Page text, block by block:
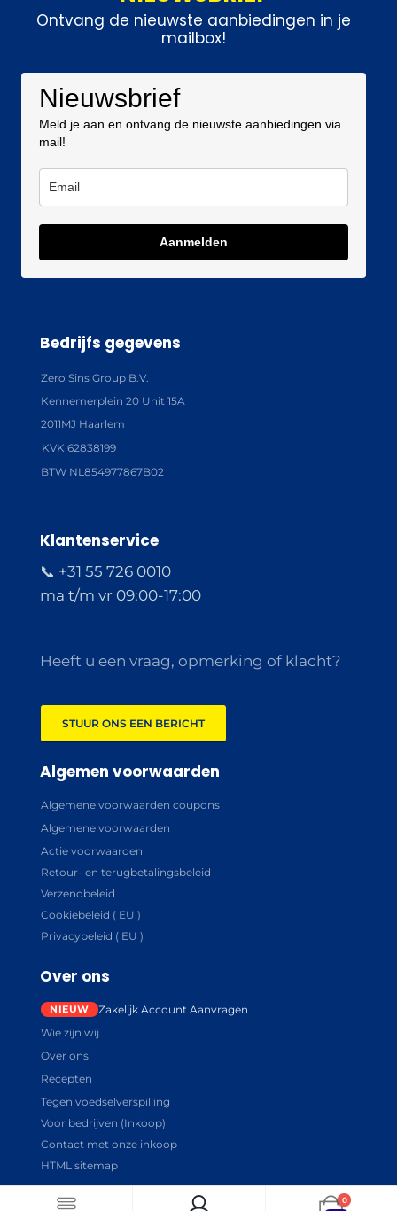
Ontvang de nieuwste aanbiedingen in je
mailbox!
Nieuwsbrief
Meld je aan en ontvang de nieuwste aanbiedingen via
mail!
Aanmelden
Bedrijfs gegevens
Zero Sins Group B.V.
Kennemerplein 20 Unit 15A
2011MJ Haarlem
KVK 62838199
BTW NL854977867B02
Klantenservice
📞 +31 55 726 0010
ma t/m vr 09:00-17:00
Heeft u een vraag, opmerking of klacht?
STUUR ONS EEN BERICHT
Algemen voorwaarden
Algemene voorwaarden coupons
Algemene voorwaarden
Actie voorwaarden
Retour- en terugbetalingsbeleid
Verzendbeleid
Cookiebeleid ( EU )
Privacybeleid ( EU )
Over ons
Zakelijk Account Aanvragen
Wie zijn wij
Over ons
Recepten
Tegen voedselverspilling
Voor bedrijven (Inkoop)
Contact met onze inkoop
HTML sitemap
0